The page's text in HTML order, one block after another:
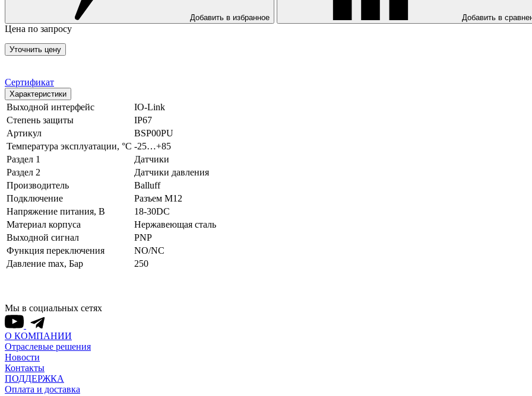
Добавить в избранное Добавить в
Цена по запросу
Уточнить цену
Сертификат
Характеристики
Выходной интерфейс
IO-Link
Степень защиты
IP67
Артикул
BSP00PU
Температура эксплуатации, °С -25…+85
Раздел 1
Датчики
Раздел 2
Датчики давления
Производитель
Balluff
Подключение
Разъем M12
Напряжение питания, В
18-30DC
Материал корпуса
Нержавеющая сталь
Выходной сигнал
PNP
Функция переключения
NO/NC
Давление max, Бар
250
Мы в социальных сетях
О КОМПАНИИ
Отраслевые решения
Новости
Контакты
ПОДДЕРЖКА
Оплата и доставка